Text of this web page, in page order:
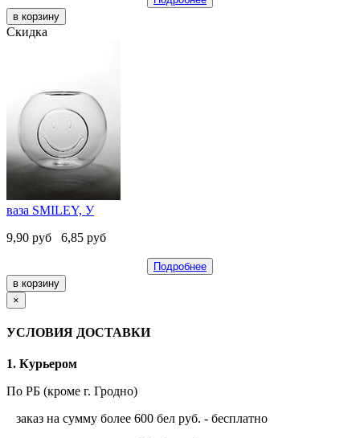
Скидка
ваза SMILEY, У
9,90 руб 6,85 руб
Подробнее
×
УСЛОВИЯ ДОСТАВКИ
1. Курьером
По РБ (кроме г. Гродно)
заказ на сумму более 600 бел руб. - бесплатно